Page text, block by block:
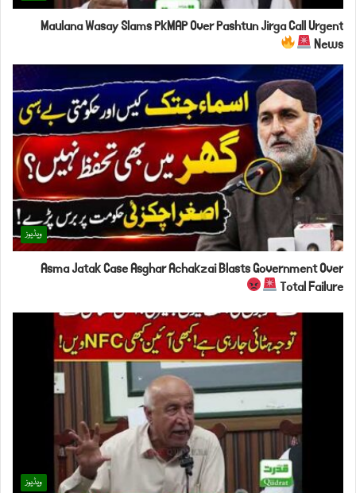
Maulana Wasay Slams PkMAP Over Pashtun Jirga Call Urgent
News
ویڈیوز
Asma Jatak Case Asghar Achakzai Blasts Government Over
Total Failure
ویڈیوز